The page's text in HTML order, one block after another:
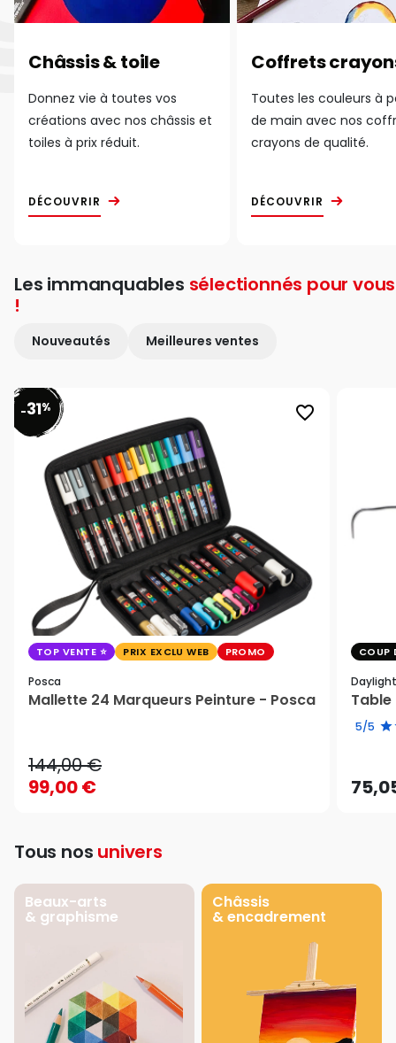
Châssis & toile
Donnez vie à toutes vos
créations avec nos châssis et
toiles à prix réduit.
DÉCOUVRIR
Coffrets
Toutes les couleurs à
de main avec nos
crayons de qualité.
DÉCOUVRIR
Les immanquables sélectionnés pour vous
!
Nouveautés Meilleures ventes
favorite_border
-31%
TOP VENTE PRIX EXCLU WEB PROMO
Posca
Mallette 24 Marqueurs Peinture - Posca
144,00 €
99,00 €
COUP
Daylight
Table
5/5
Tous nos univers
Beaux-arts
& graphisme
Châssis
& encadrement